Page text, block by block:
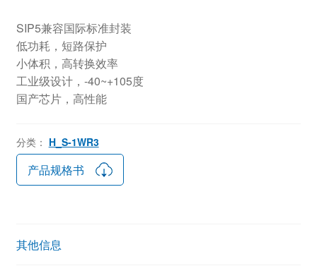
SIP5兼容国际标准封装
低功耗，短路保护
小体积，高转换效率
工业级设计，-40~+105度
国产芯片，高性能
分类： H_S-1WR3
产品规格书
其他信息